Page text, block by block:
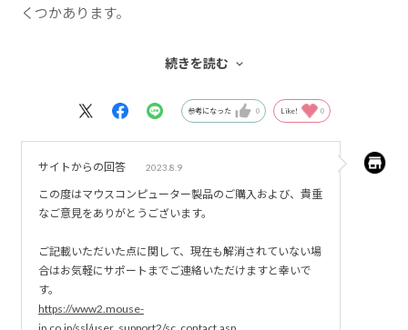
くつかあります。
・AdobeソフトでMP4の書き出しの際ディスクトップ、ド
す・・・。
面上下にディレイがありノイズのように見える。書き出し
・hdmiで出力時、モニターが起動しない。モニターのボタ
（モニターはアマプラ・PS4などの起動時には反応して勝手
に起動してくれます。。）
・PCが落ちる頻度高め（Pr使用時Aeはたまに）
続きを読む
参考になった 0 Like! 0
サイトからの回答 2023.8.9
この度はマウスコンピューター製品のご購入および、貴重
なご意見をありがとうございます。
ご記載いただいた点に関して、現在も解消されていない場
合はお気軽にサポートまでご連絡いただけますと幸いで
す。
https://www2.mouse-